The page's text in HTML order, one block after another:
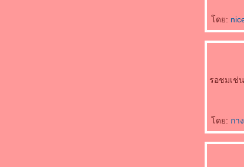
ดย:
รอชมเช่
ดย: กา